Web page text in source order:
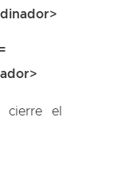
cierre el